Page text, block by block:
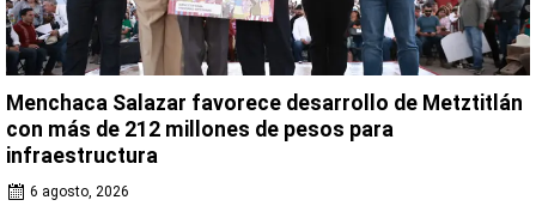
Menchaca Salazar favorece desarrollo de Metztitlán
con más de 212 millones de pesos para
infraestructura
6 agosto, 2026